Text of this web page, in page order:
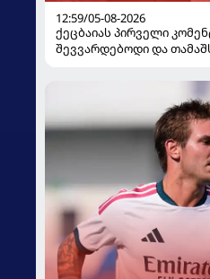
12:59/05-08-2026
ქეცბაიას პირველი
შევვარდებოდი და